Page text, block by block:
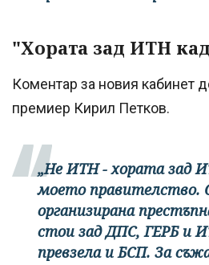
"Хората зад ИТН
Коментар за новия кабинет
премиер Кирил Петков.
„Не ИТН - хората зад
моето правителство.
организирана
стои зад ДПС, ГЕРБ и
превзела и БСП. За